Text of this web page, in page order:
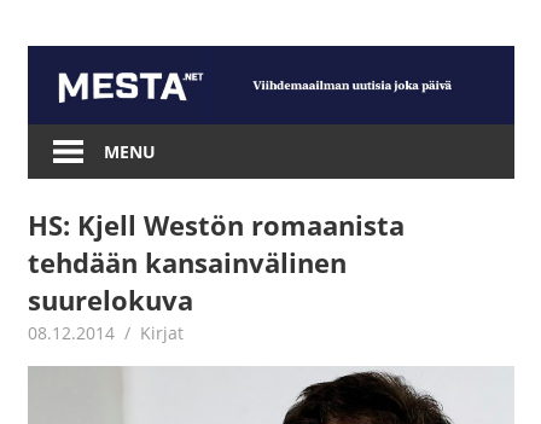
content
Mesta.net
MENU
HS: Kjell Westön romaanista
tehdään kansainvälinen
suurelokuva
08.12.2014 mestanet
Kirjat